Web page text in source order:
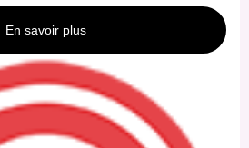
En savoir plus